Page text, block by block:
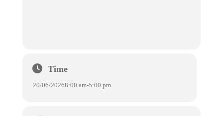
Time
20/06/20268:00 am-5:00 pm